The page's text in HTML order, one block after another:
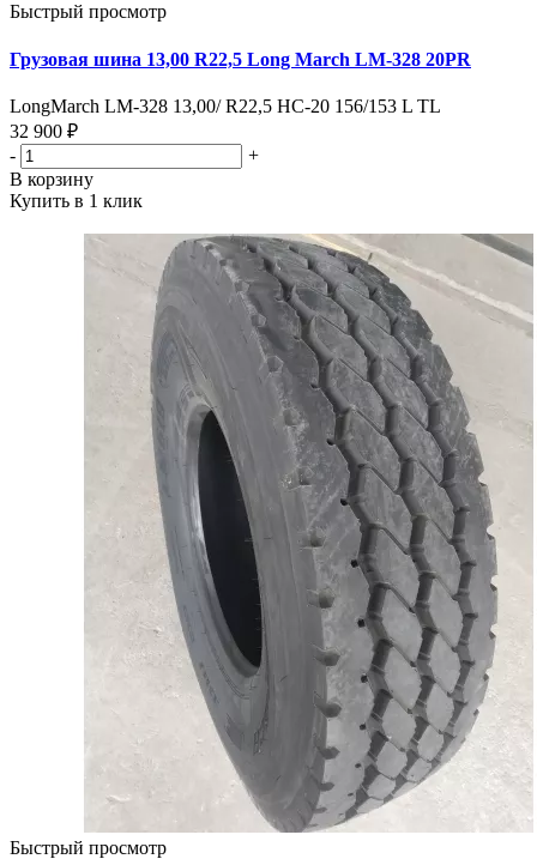
Быстрый просмотр
Грузовая шина 13,00 R22,5 Long March LM-328 20PR
LongMarch LM-328 13,00/ R22,5 HC-20 156/153 L TL
32 900 ₽
-
+
В корзину
Купить в 1 клик
Быстрый просмотр